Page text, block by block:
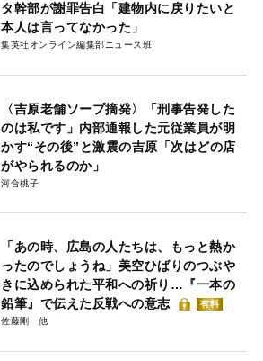
タ幹部が謝罪告白「建物内に戻りたいと
本人は言ってなかった」
集英社オンライン編集部ニュース班
〈吉原老舗ソープ摘発〉「刑事告発した
のは私です」内部通報した元従業員が明
かす“その後”と激震の吉原「次はどの店
がやられるのか」
河合桃子
「あの時、広島の人たちは、もっと熱か
ったのでしょうね」美空ひばりのつぶや
きに込められた平和への祈り…『一本の
鉛筆』で伝えた反戦への意志
有料
佐藤剛